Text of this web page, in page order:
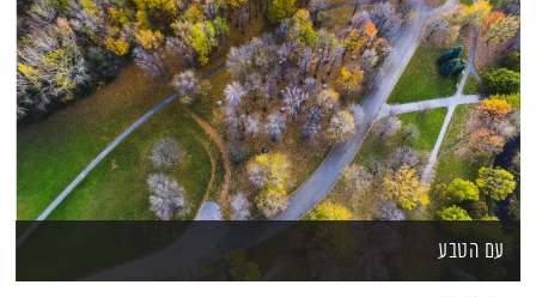
עם הטבע